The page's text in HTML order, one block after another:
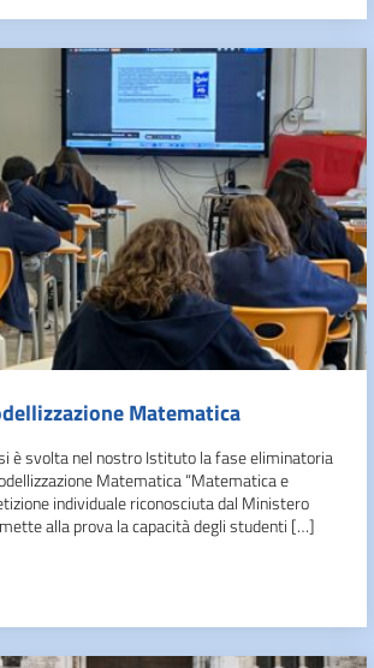
Matematica
è svolta nel nostro Istituto la fase eliminatoria
Matematica “Matematica e
individuale riconosciuta dal Ministero
alla prova la capacità degli studenti […]